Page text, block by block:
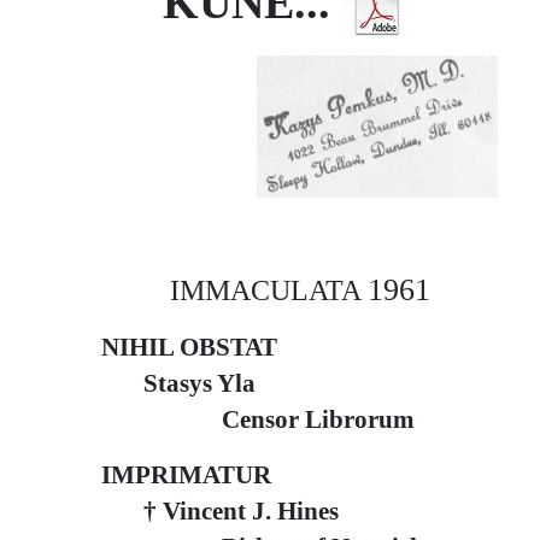
Komunijos ir Ligonių patepimo),
maldos ir pasitikėjimo Švč. Mergele
Marija, tituluojama Ligonių Sveikata.
Šventieji Ligoninėse:Pateikiami
įkvepiantys šventųjų pavyzdžiai,
tokių kaip šv. Teresėlė, kentėjusi nuo
tuberkuliozės, ar šv. Kamilis de Lellis,
šventumas pasiekiamas ne apeinant
kančią, o ją priimant su meile.
skirta pasiruošimui susitikti su
Kūrėju, pabrėžiant geros mirties
svarbą ir viltį amžinajame gyvenime.
Kun. Juozo Prunskio „Silpname
Kūne...“ – tai klasikinis pastoracinės
literatūros pavyzdys. Knyga
IMMACULATA 1961
NIHIL OBSTAT
Stasys Yla
Censor Librorum
IMPRIMATUR
† Vincent J. Hines